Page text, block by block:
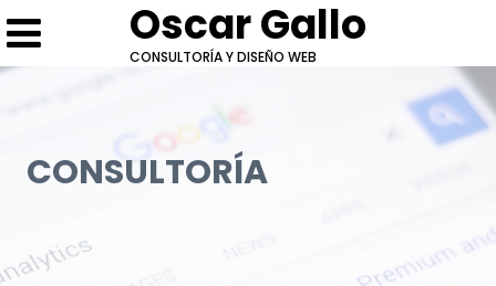
Oscar Gallo
CONSULTORÍA Y DISEÑO WEB
CONSULTORÍA